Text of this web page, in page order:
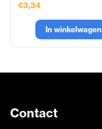
€3,34
In winkelwagen
Contact